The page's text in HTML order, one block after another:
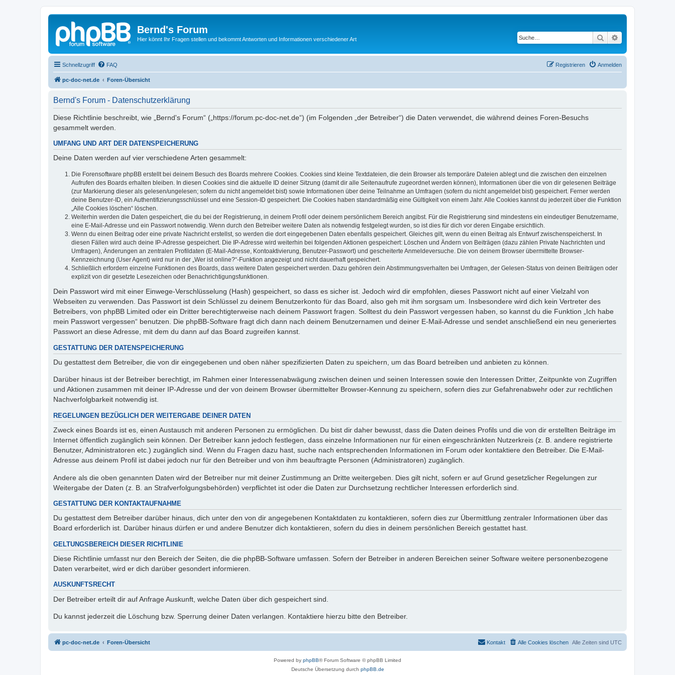
Bernd's Forum
Hier könnt Ihr Fragen stellen und bekommt Antworten und Informationen verschiedener Art Suche
Schnellzugriff FAQ Anmelden
Registrieren
pc-doc-net.de Foren-Übersicht
Bernd's Forum - Datenschutzerklärung
Diese Richtlinie beschreibt, wie „Bernd's Forum“ („https://forum.pc-doc-net.de“) (im Folgenden „der Betreiber“) die Daten verwendet, die während deines Foren-Besuchs
gesammelt werden.
UMFANG UND ART DER DATENSPEICHERUNG
Deine Daten werden auf vier verschiedene Arten gesammelt:
Die Forensoftware phpBB erstellt bei deinem Besuch des Boards mehrere Cookies. Cookies sind kleine Textdateien, die dein Browser als temporäre Dateien ablegt und die zwischen den einzelnen
Aufrufen des Boards erhalten bleiben. In diesen Cookies sind die aktuelle ID deiner Sitzung (damit dir alle Seitenaufrufe zugeordnet werden können), Informationen über die von dir gelesenen Beiträge
(zur Markierung dieser als gelesen/ungelesen; sofern du nicht angemeldet bist) sowie Informationen über deine Teilnahme an Umfragen (sofern du nicht angemeldet bist) gespeichert. Ferner werden
deine Benutzer-ID, ein Authentifizierungsschlüssel und eine Session-ID gespeichert. Die Cookies haben standardmäßig eine Gültigkeit von einem Jahr. Alle Cookies kannst du jederzeit über die Funktion
„Alle Cookies löschen“ löschen.
Weiterhin werden die Daten gespeichert, die du bei der Registrierung, in deinem Profil oder deinem persönlichem Bereich angibst. Für die Registrierung sind mindestens ein eindeutiger Benutzername,
eine E-Mail-Adresse und ein Passwort notwendig. Wenn durch den Betreiber weitere Daten als notwendig festgelegt wurden, so ist dies für dich vor deren Eingabe ersichtlich.
Wenn du einen Beitrag oder eine private Nachricht erstellst, so werden die dort eingegebenen Daten ebenfalls gespeichert. Gleiches gilt, wenn du einen Beitrag als Entwurf zwischenspeicherst. In
diesen Fällen wird auch deine IP-Adresse gespeichert. Die IP-Adresse wird weiterhin bei folgenden Aktionen gespeichert: Löschen und Ändern von Beiträgen (dazu zählen Private Nachrichten und
Umfragen), Änderungen an zentralen Profildaten (E-Mail-Adresse, Kontoaktivierung, Benutzer-Passwort) und gescheiterte Anmeldeversuche. Die von deinem Browser übermittelte Browser-
Kennzeichnung (User Agent) wird nur in der „Wer ist online?“-Funktion angezeigt und nicht dauerhaft gespeichert.
Schließlich erfordern einzelne Funktionen des Boards, dass weitere Daten gespeichert werden. Dazu gehören dein Abstimmungsverhalten bei Umfragen, der Gelesen-Status von deinen Beiträgen oder
explizit von dir gesetzte Lesezeichen oder Benachrichtigungsfunktionen.
Dein Passwort wird mit einer Einwege-Verschlüsselung (Hash) gespeichert, so dass es sicher ist. Jedoch wird dir empfohlen, dieses Passwort nicht auf einer Vielzahl von
Webseiten zu verwenden. Das Passwort ist dein Schlüssel zu deinem Benutzerkonto für das Board, also geh mit ihm sorgsam um. Insbesondere wird dich kein Vertreter des
Betreibers, von phpBB Limited oder ein Dritter berechtigterweise nach deinem Passwort fragen. Solltest du dein Passwort vergessen haben, so kannst du die Funktion „Ich habe
mein Passwort vergessen“ benutzen. Die phpBB-Software fragt dich dann nach deinem Benutzernamen und deiner E-Mail-Adresse und sendet anschließend ein neu generiertes
Passwort an diese Adresse, mit dem du dann auf das Board zugreifen kannst.
GESTATTUNG DER DATENSPEICHERUNG
Du gestattest dem Betreiber, die von dir eingegebenen und oben näher spezifizierten Daten zu speichern, um das Board betreiben und anbieten zu können.
Darüber hinaus ist der Betreiber berechtigt, im Rahmen einer Interessenabwägung zwischen deinen und seinen Interessen sowie den Interessen Dritter, Zeitpunkte von Zugriffen
und Aktionen zusammen mit deiner IP-Adresse und der von deinem Browser übermittelter Browser-Kennung zu speichern, sofern dies zur Gefahrenabwehr oder zur rechtlichen
Nachverfolgbarkeit notwendig ist.
REGELUNGEN BEZÜGLICH DER WEITERGABE DEINER DATEN
Zweck eines Boards ist es, einen Austausch mit anderen Personen zu ermöglichen. Du bist dir daher bewusst, dass die Daten deines Profils und die von dir erstellten Beiträge im
Internet öffentlich zugänglich sein können. Der Betreiber kann jedoch festlegen, dass einzelne Informationen nur für einen eingeschränkten Nutzerkreis (z. B. andere registrierte
Benutzer, Administratoren etc.) zugänglich sind. Wenn du Fragen dazu hast, suche nach entsprechenden Informationen im Forum oder kontaktiere den Betreiber. Die E-Mail-
Adresse aus deinem Profil ist dabei jedoch nur für den Betreiber und von ihm beauftragte Personen (Administratoren) zugänglich.
Andere als die oben genannten Daten wird der Betreiber nur mit deiner Zustimmung an Dritte weitergeben. Dies gilt nicht, sofern er auf Grund gesetzlicher Regelungen zur
Weitergabe der Daten (z. B. an Strafverfolgungsbehörden) verpflichtet ist oder die Daten zur Durchsetzung rechtlicher Interessen erforderlich sind.
GESTATTUNG DER KONTAKTAUFNAHME
Du gestattest dem Betreiber darüber hinaus, dich unter den von dir angegebenen Kontaktdaten zu kontaktieren, sofern dies zur Übermittlung zentraler Informationen über das
Board erforderlich ist. Darüber hinaus dürfen er und andere Benutzer dich kontaktieren, sofern du dies in deinem persönlichen Bereich gestattet hast.
GELTUNGSBEREICH DIESER RICHTLINIE
Diese Richtlinie umfasst nur den Bereich der Seiten, die die phpBB-Software umfassen. Sofern der Betreiber in anderen Bereichen seiner Software weitere personenbezogene
Daten verarbeitet, wird er dich darüber gesondert informieren.
AUSKUNFTSRECHT
Der Betreiber erteilt dir auf Anfrage Auskunft, welche Daten über dich gespeichert sind.
Du kannst jederzeit die Löschung bzw. Sperrung deiner Daten verlangen. Kontaktiere hierzu bitte den Betreiber.
pc-doc-net.de Foren-Übersicht Alle Zeiten sind UTC
Alle Cookies löschen
Kontakt
Powered by phpBB® Forum Software © phpBB Limited
Deutsche Übersetzung durch phpBB.de